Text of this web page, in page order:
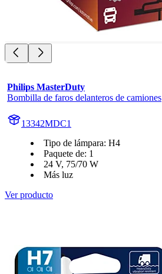
Philips MasterDuty
Bombilla de faros delanteros de camiones
13342MDC1
Tipo de lámpara: H4
Paquete de: 1
24 V, 75/70 W
Más luz
Ver producto